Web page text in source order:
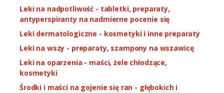
Leki na nadpotliwość - tabletki, preparaty,
antyperspiranty na nadmierne pocenie się
Leki dermatologiczne - kosmetyki i inne preparaty
Leki na wszy - preparaty, szampony na wszawicę
Leki na oparzenia - maści, żele chłodzące,
kosmetyki
Środki i maści na gojenie się ran - głębokich i